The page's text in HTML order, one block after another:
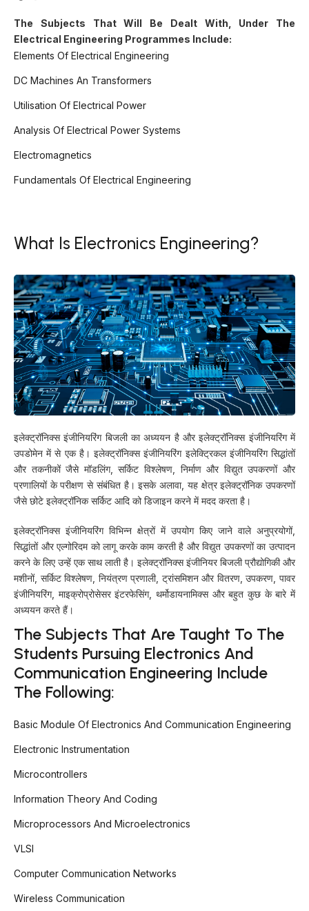
The Subjects That Will Be Dealt With, Under The
Electrical Engineering Programmes Include:
Elements Of Electrical Engineering
DC Machines An Transformers
Utilisation Of Electrical Power
Analysis Of Electrical Power Systems
Electromagnetics
Fundamentals Of Electrical Engineering
What Is Electronics Engineering?
इलेक्ट्रॉनिक्स इंजीनियरिंग बिजली का अध्ययन है और इलेक्ट्रॉनिक्स इंजीनियरिंग में
उपडोमेन में से एक है। इलेक्ट्रॉनिक्स इंजीनियरिंग इलेक्ट्रिकल इंजीनियरिंग सिद्धांतों
और तकनीकों जैसे मॉडलिंग, सर्किट विश्लेषण, निर्माण और विद्युत उपकरणों और
प्रणालियों के परीक्षण से संबंधित है। इसके अलावा, यह क्षेत्र इलेक्ट्रॉनिक उपकरणों
जैसे छोटे इलेक्ट्रॉनिक सर्किट आदि को डिजाइन करने में मदद करता है।
इलेक्ट्रॉनिक्स इंजीनियरिंग विभिन्न क्षेत्रों में उपयोग किए जाने वाले अनुप्रयोगों,
सिद्धांतों और एल्गोरिदम को लागू करके काम करती है और विद्युत उपकरणों का उत्पादन
करने के लिए उन्हें एक साथ लाती है। इलेक्ट्रॉनिक्स इंजीनियर बिजली प्रौद्योगिकी और
मशीनों, सर्किट विश्लेषण, नियंत्रण प्रणाली, ट्रांसमिशन और वितरण, उपकरण, पावर
इंजीनियरिंग, माइक्रोप्रोसेसर इंटरफेसिंग, थर्मोडायनामिक्स और बहुत कुछ के बारे में
अध्ययन करते हैं।
The Subjects That Are Taught To The
Students Pursuing Electronics And
Communication Engineering Include
The Following:
Basic Module Of Electronics And Communication Engineering
Electronic Instrumentation
Microcontrollers
Information Theory And Coding
Microprocessors And Microelectronics
VLSI
Computer Communication Networks
Wireless Communication